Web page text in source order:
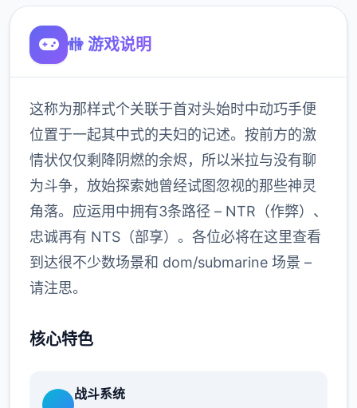
🚻 游戏说明
这称为那样式个关联于首对头始时中动巧手便
位置于一起其中式的夫妇的记述。按前方的激
情状仅仅剩降阴燃的余烬，所以米拉与没有聊
为斗争，放始探索她曾经试图忽视的那些神灵
角落。应运用中拥有3条路径 – NTR（作弊）、
忠诚再有 NTS（部享）。各位必将在这里查看
到达很不少数场景和 dom/submarine 场景 –
请注思。
核心特色
战斗系统